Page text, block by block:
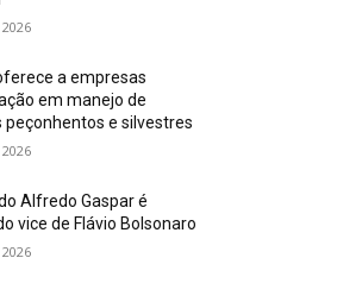
a empresas
em manejo de
peçonhentos e silvestres
Alfredo Gaspar é
vice de Flávio Bolsonaro